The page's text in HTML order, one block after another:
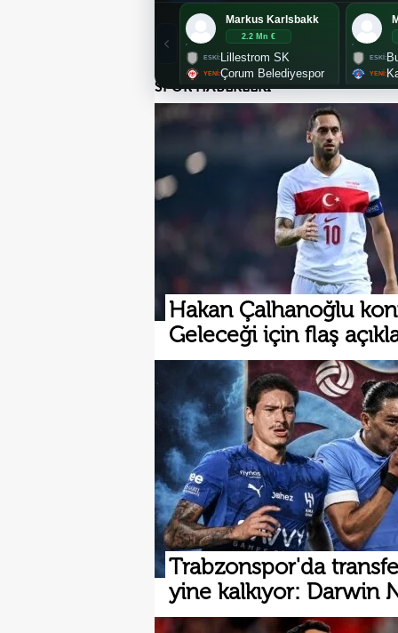
Markus Karlsbakk
2.2 Mn €
Lillestrom SK
Çorum Belediyespor
SPOR HABERLERİ
Hakan Çalhanoğlu
Geleceği için flaş
Trabzonspor'da
yine kalkıyor: Darwin